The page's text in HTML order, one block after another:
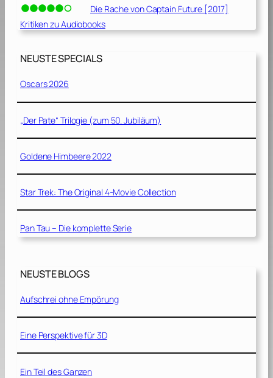
Die Rache von Captain Future [2017]
Kritiken zu Audiobooks
NEUSTE SPECIALS
Oscars 2026
„Der Pate“ Trilogie (zum 50. Jubiläum)
Goldene Himbeere 2022
Star Trek: The Original 4-Movie Collection
Pan Tau – Die komplette Serie
NEUSTE BLOGS
Aufschrei ohne Empörung
Eine Perspektive für 3D
Ein Teil des Ganzen